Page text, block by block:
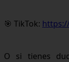
🎯 TikTok:
O si tienes